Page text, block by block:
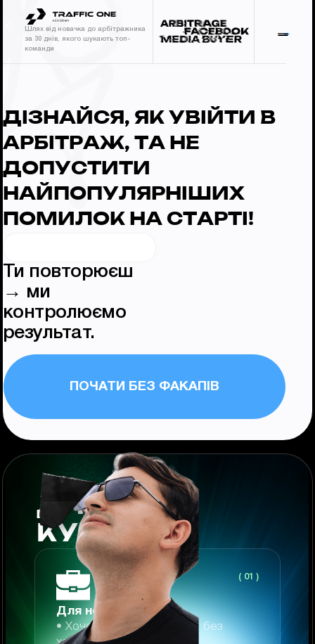
Шлях від новачка до арбітражника
за 30 днів, якого шукають топ-
команди
ДІЗНАЙСЯ, ЯК УВІЙТИ В
АРБІТРАЖ, ТА НЕ
ДОПУСТИТИ
НАЙПОПУЛЯРНІШИХ
ПОМИЛОК НА СТАРТІ!
Ти повторюєш
→ ми
контролюємо
результат.
ПОЧАТИ БЕЗ ФАКАПІВ
ДЛЯ КОГО
КУРС?
( 01 )
Для новачків:
• Хочеш зрозумілий старт без